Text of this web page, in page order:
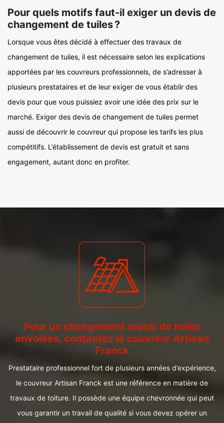
Pour quels motifs faut-il exiger un devis de
changement de tuiles ?
Lorsque vous êtes décidé à effectuer des travaux de
changement de tuiles, il est nécessaire selon les explications
apportées par les couvreurs professionnels, de s’adresser à
plusieurs prestataires et de leur exiger de vous établir des
devis pour que vous puissiez avoir une idée des prix sur le
marché. Exiger des devis de changement de tuiles permet
aussi de découvrir le couvreur qui propose les tarifs les plus
compétitifs. L’établissement de devis est gratuit et sans
engagement, autant donc en profiter.
Pour un changement réussi de tuiles
envolées, contactez le couvreur Artisan
Franck
Prestataire professionnel fort de plusieurs années d’expérience,
le couvreur Artisan Franck est une référence en matière de
travaux de toiture. Il possède une équipe chevronnée qui peut
vous garantir un travail de qualité si vous devez opérer un